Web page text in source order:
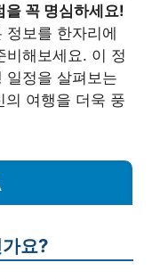
을 꼭 명심하세요!
정보를 한자리에
비해보세요. 이 정
일정을 살펴보는
의 여행을 더욱 풍
요?